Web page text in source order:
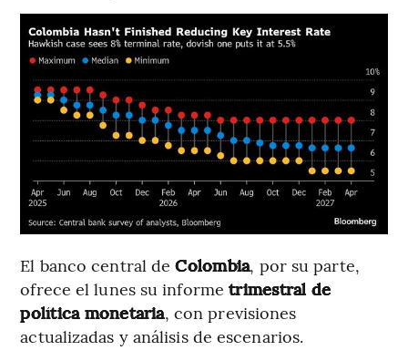
El banco central deColombia, por su parte,
ofrece el lunes su informetrimestral de
política monetaria, con previsiones
actualizadas y análisis de escenarios.